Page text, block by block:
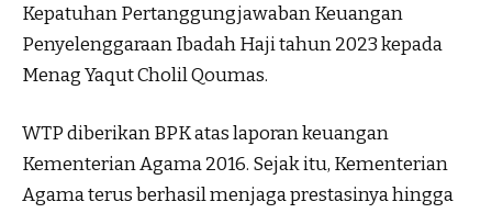
Kepatuhan Pertanggungjawaban Keuangan
Penyelenggaraan Ibadah Haji tahun 2023 kepada
Menag Yaqut Cholil Qoumas.
WTP diberikan BPK atas laporan keuangan
Kementerian Agama 2016. Sejak itu, Kementerian
Agama terus berhasil menjaga prestasinya hingga